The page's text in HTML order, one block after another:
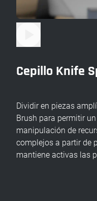
Cepillo Knife
Dividir en piezas
Brush para permitir
manipulación de
complejos a partir de
mantiene activas las